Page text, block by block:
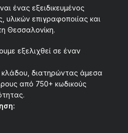
ένας εξειδικευμένος
υλικών επιγραφοποιίας και
Θεσσαλονίκη.
εξελιχθεί σε έναν
κλάδου, διατηρώντας άμεσα
από 750+ κωδικούς